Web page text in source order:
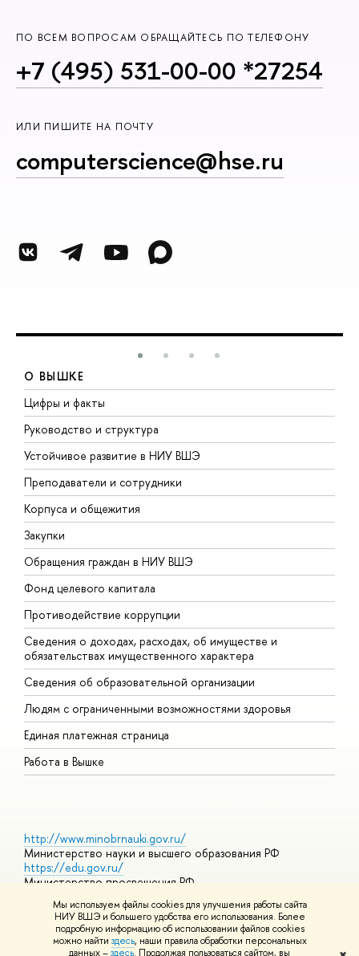
Мы используем файлы cookies для улучшения работы сайта
НИУ ВШЭ и большего удобства его использования. Более
подробную информацию об использовании файлов cookies
можно найти здесь, наши правила обработки персональных
данных –здесь. Продолжая пользоваться сайтом, вы
ПО ВСЕМ ВОПРОСАМ ОБРАЩАЙТЕСЬ ПО ТЕЛЕФОНУ
+7 (495) 531-00-00 *27254
ИЛИ ПИШИТЕ НА ПОЧТУ
computerscience@hse.ru
О ВЫШКЕ
Цифры и факты
Руководство и структура
Устойчивое развитие в НИУ ВШЭ
Преподаватели и сотрудники
Корпуса и общежития
Закупки
Обращения граждан в НИУ ВШЭ
Фонд целевого капитала
Противодействие коррупции
Сведения о доходах, расходах, об имуществе и
обязательствах имущественного характера
Сведения об образовательной организации
Людям с ограниченными возможностями здоровья
Единая платежная страница
Работа в Вышке
http://www.minobrnauki.gov.ru/
Министерство науки и высшего образования РФ
https://edu.gov.ru/
Министерство просвещения РФ
Массовые открытые онлайн-курсы